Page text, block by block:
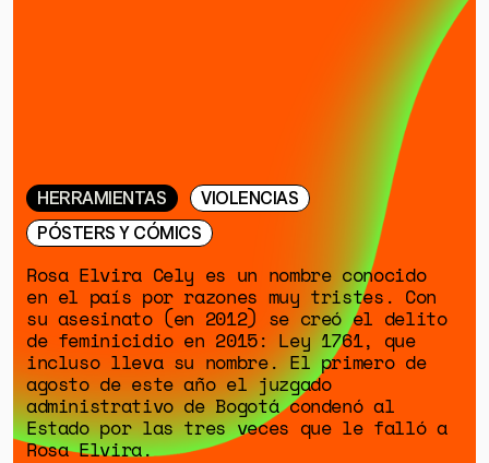
HERRAMIENTAS
VIOLENCIAS
PÓSTERS Y CÓMICS
Rosa Elvira Cely es un nombre conocido
en el país por razones muy tristes. Con
su asesinato (en 2012) se creó el delito
de feminicidio en 2015: Ley 1761, que
incluso lleva su nombre. El primero de
agosto de este año el juzgado
administrativo de Bogotá condenó al
Estado por las tres veces que le falló a
Rosa Elvira.